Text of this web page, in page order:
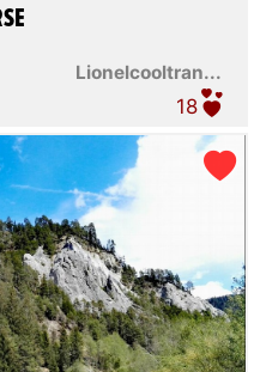
Lionelcooltran...
18